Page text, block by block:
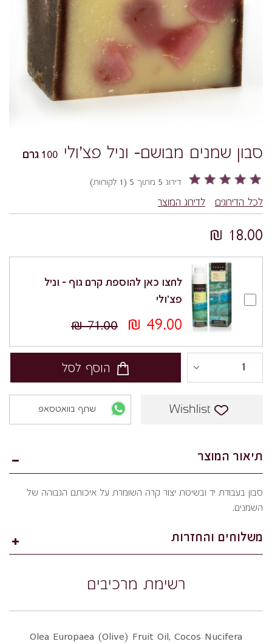
סבון שמנים מבושם- וניל פצ'ולי 100 גרם
דירוג 5 מתוך 5 (1 לקוחות)
לכל הדירוגים לדירוג המוצר
18.00 ₪
לחצו כאן להוספת קרם גוף – וניל
פצ'ולי
49.00 ₪
71.00 ₪
הוסף לסל
Wishlist שתף בוואטסאפ
תיאור המוצר
סבון בעבודת יד ובשיטת יצור קרה השומרת על איכותם הגבוהה של
השמנים.
משלוחים והחזרות
רשימת מרכיבים
Olea Europaea (Olive) Fruit Oil, Cocos Nucifera